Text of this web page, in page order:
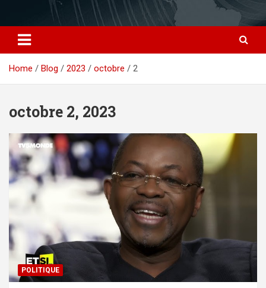
Home Blog 2023 octobre 2
octobre 2, 2023
POLITIQUE